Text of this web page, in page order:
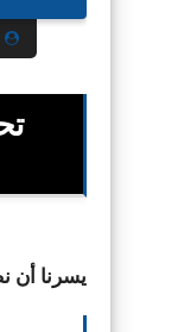
يسرنا أن